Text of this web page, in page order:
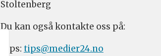
Stoltenberg
Du kan også kontakte oss på:
Tips: tips@medier24.no